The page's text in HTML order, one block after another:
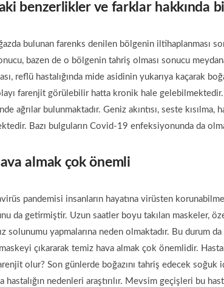
benzerlikler ve farklar hakkında
bulunan farenks denilen bölgenin iltihaplanması
bazen de o bölgenin tahriş olması sonucu
reflü hastalığında mide asidinin yukarıya kaçarak
farenjit görülebilir hatta kronik hale
ağrılar bulunmaktadır. Geniz akıntısı, seste
Bazı bulguların Covid-19 enfeksiyonunda da
almak çok önemli
pandemisi insanların hayatına virüsten
da getirmiştir. Uzun saatler boyu takılan maskeler,
solunumu yapmalarına neden olmaktadır. Bu durum
çıkararak temiz hava almak çok önemlidir.
olur? Son günlerde boğazını tahriş edecek
hastalığın nedenleri araştırılır. Mevsim geçişleri bu